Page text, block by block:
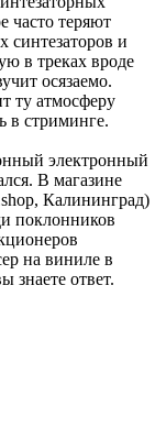
часто теряют
синтезаторов и
в треках вроде
осязаемо.
ту атмосферу
в стриминге.
электронный
В магазине
Калининград)
поклонников
на виниле в
знаете ответ.